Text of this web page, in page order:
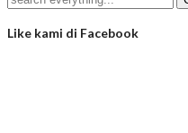
Like kami di Facebook